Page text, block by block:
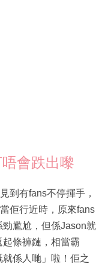
會跌出嚟
到有fans不停揮手，
佢行近時，原來fans
尷尬，但係Jason就
條褲鏈，相當霸
係人哋」啦！佢之